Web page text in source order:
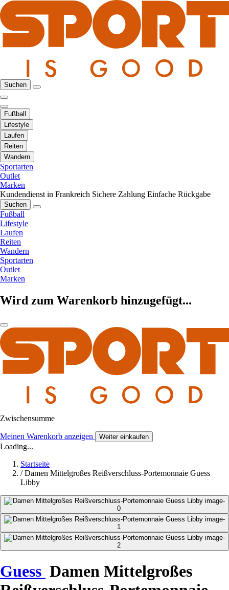
Suchen
Fußball
Lifestyle
Laufen
Reiten
Wandern
Sportarten
Outlet
Marken
Kundendienst in Frankreich Sichere Zahlung Einfache Rückgabe
Suchen
Fußball
Lifestyle
Laufen
Reiten
Wandern
Sportarten
Outlet
Marken
Wird zum Warenkorb hinzugefügt...
Zwischensumme
Meinen Warenkorb anzeigen Weiter einkaufen
Loading...
Startseite
/ Damen Mittelgroßes Reißverschluss-Portemonnaie Guess
Libby
Guess Damen Mittelgroßes